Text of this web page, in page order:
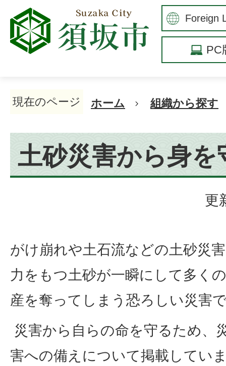
PC
現在のページ ホーム 組織から探す
土砂災害から身を
更
がけ崩れや土石流などの土砂災
力をもつ土砂が一瞬にして多く
産を奪ってしまう恐ろしい災害
災害から自らの命を守るため、
害への備えについて掲載してい